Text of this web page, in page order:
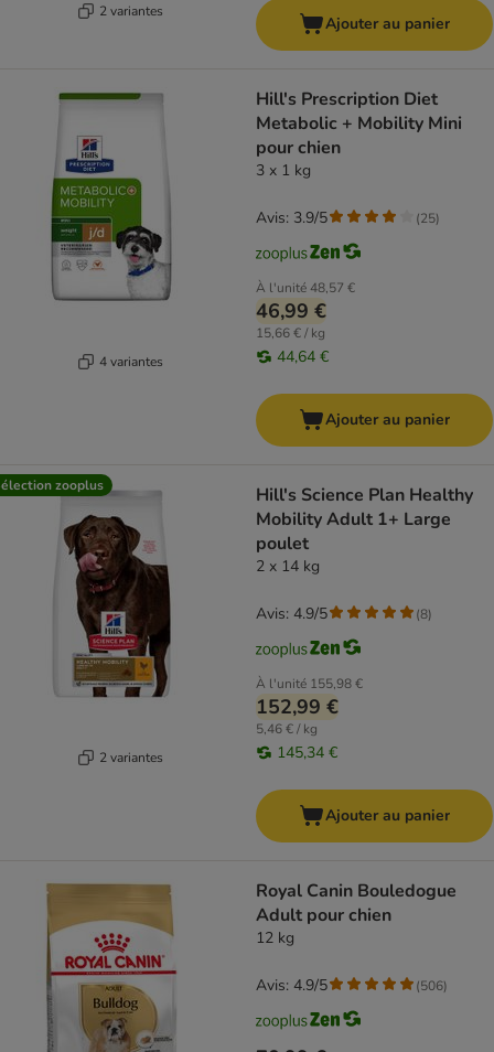
2 variantes
Ajouter au panier
4 variantes
Hill's Prescription Diet
Metabolic + Mobility Mini
pour chien
3 x 1 kg
À l'unité48,57 €
46,99 €
15,66 € / kg
44,64 €
Avis: 3.9/5 (25)
Ajouter au panier
zooplus
2 variantes
Hill's Science Plan Healthy
Mobility Adult 1+ Large
poulet
2 x 14 kg
À l'unité 155,98 €
152,99 €
5,46 € / kg
145,34 €
Avis: 4.9/5 (8)
Ajouter au panier
Royal Canin Bouledogue
Adult pour chien
12 kg
Avis: 4.9/5 (506)